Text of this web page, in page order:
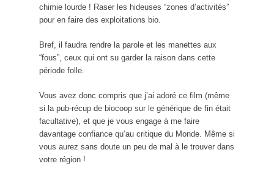
chimie lourde ! Raser les hideuses “zones d’activités”
pour en faire des exploitations bio.
Bref, il faudra rendre la parole et les manettes aux
“fous”, ceux qui ont su garder la raison dans cette
période folle.
Vous avez donc compris que j’ai adoré ce film (même
si la pub-récup de biocoop sur le générique de fin était
facultative), et que je vous engage à me faire
davantage confiance qu’au critique du Monde. Même si
vous aurez sans doute un peu de mal à le trouver dans
votre région !